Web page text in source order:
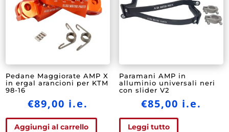
Pedane Maggiorate AMP X
in ergal arancioni per KTM
98-16
€89,00 i.e.
Aggiungi al carrello
Paramani AMP in
alluminio universali neri
con slider V2
€85,00 i.e.
Leggi tutto